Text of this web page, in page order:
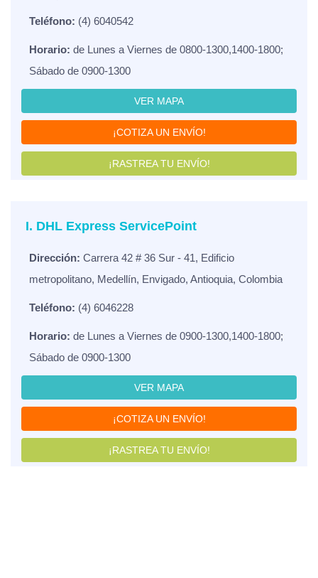
Teléfono: (4) 6040542
Horario: de Lunes a Viernes de 0800-1300,1400-1800;
Sábado de 0900-1300
VER MAPA
¡COTIZA UN ENVÍO!
¡RASTREA TU ENVÍO!
I. DHL Express ServicePoint
Dirección: Carrera 42 # 36 Sur - 41, Edificio
metropolitano, Medellín, Envigado, Antioquia, Colombia
Teléfono: (4) 6046228
Horario: de Lunes a Viernes de 0900-1300,1400-1800;
Sábado de 0900-1300
VER MAPA
¡COTIZA UN ENVÍO!
¡RASTREA TU ENVÍO!